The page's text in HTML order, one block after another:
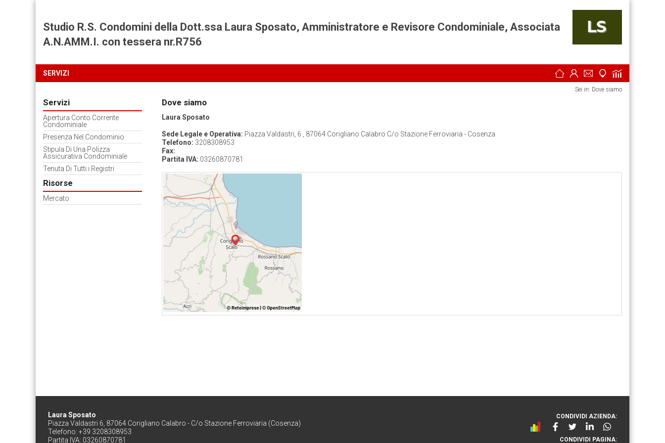
Studio R.S. Condomini della Dott.ssa Laura Sposato, Amministratore e Revisore Condominiale, Associata
A.N.AMM.I. con tessera nr.R756
SERVIZI
Servizi
Apertura Conto Corrente
Condominiale
Presenza Nel Condominio
Stipula Di Una Polizza
Assicurativa Condominiale
Tenuta Di Tutti i Registri
Risorse
Mercato
Sei in: Dove siamo
Dove siamo
Laura Sposato
Sede Legale e Operativa: Piazza Valdastri, 6 , 87064 Corigliano Calabro C/o Stazione Ferroviaria - Cosenza
Telefono: 3208308953
Fax:
Partita IVA: 03260870781
Laura Sposato
Piazza Valdastri 6, 87064 Corigliano Calabro - C/o Stazione Ferroviaria (Cosenza)
Telefono: +39 3208308953
Partita IVA: 03260870781
CONDIVIDI AZIENDA:
CONDIVIDI PAGINA: